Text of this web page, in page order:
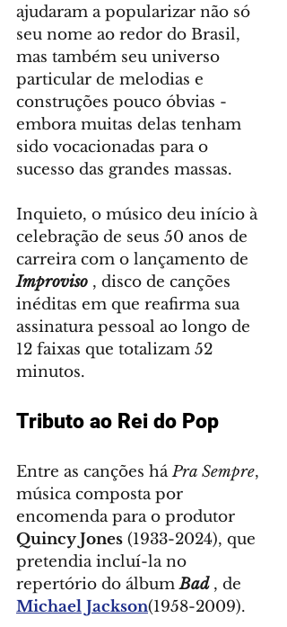
ajudaram a popularizar não só
seu nome ao redor do Brasil,
mas também seu universo
particular de melodias e
construções pouco óbvias -
embora muitas delas tenham
sido vocacionadas para o
sucesso das grandes massas.
Inquieto, o músico deu início à
celebração de seus 50 anos de
carreira com o lançamento de
Improviso , disco de canções
inéditas em que reafirma sua
assinatura pessoal ao longo de
12 faixas que totalizam 52
minutos.
Tributo ao Rei do Pop
Entre as canções há Pra Sempre,
música composta por
encomenda para o produtor
Quincy Jones (1933-2024), que
pretendia incluí-la no
repertório do álbum Bad , de
Michael Jackson(1958-2009).